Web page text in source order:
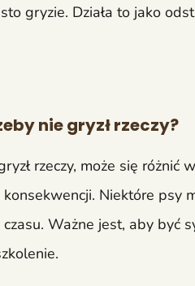
gryzie. Działa to jako
nie gryzł rzeczy?
rzeczy, może się różnić
Niektóre psy
Ważne jest, aby być